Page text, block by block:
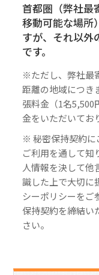
首都圏（弊社最
移動可能な場所
すが、それ以外
です。
※ただし、弊社最
距離の地域につき
張料金（1名5,500
金をいただいてお
※ 秘密保持契約に
ご利用を通して知
人情報を決して他
識した上で大切に
シーポリシーをご
保持契約を締結い
さい。